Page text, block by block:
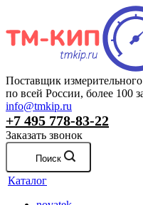
Поставщик
по всей России, более 100
info@tmkip.ru
+7 495 778-83-22
Заказать звонок
Поиск
Каталог